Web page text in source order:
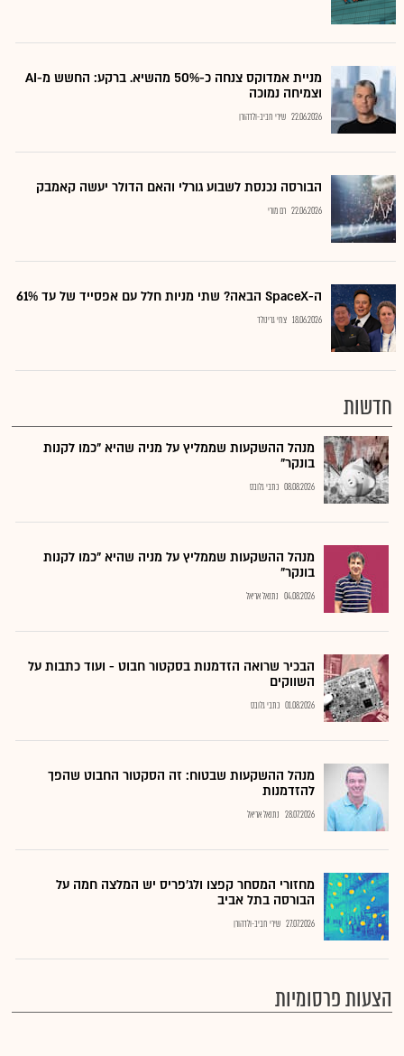
מניית אמדוקס צנחה כ-50% מהשיא. ברקע: החשש מ-AI
וצמיחה נמוכה
22.06.2026 שירי חביב-ולדהורן
הבורסה נכנסת לשבוע גורלי והאם הדולר יעשה קאמבק
22.06.2026 רם מורי
ה-SpaceX הבאה? שתי מניות חלל עם אפסייד של עד 61%
18.06.2026 צחי גרינולד
חדשות
מנהל ההשקעות שממליץ על מניה שהיא "כמו לקנות
בונקר"
08.08.2026 כתבי גלובס
מנהל ההשקעות שממליץ על מניה שהיא "כמו לקנות
בונקר"
04.08.2026 נתנאל אריאל
הבכיר שרואה הזדמנות בסקטור חבוט - ועוד כתבות על
השווקים
01.08.2026 כתבי גלובס
מנהל ההשקעות שבטוח: זה הסקטור החבוט שהפך
להזדמנות
28.07.2026 נתנאל אריאל
מחזורי המסחר קפצו ולג'פריס יש המלצה חמה על
הבורסה בתל אביב
27.07.2026 שירי חביב-ולדהורן
הצעות פרסומיות